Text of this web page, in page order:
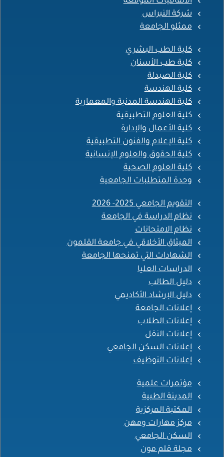
شركة النبراس
ممثلو الجامعة
كلية الطب البشري
كلية طب الأسنان
كلية الصيدلة
كلية الهندسة
كلية الهندسة المدنية والمعمارية
كلية العلوم التطبيقية
كلية الأعمال والإدارة
كلية الإعلام والفنون التطبيقية
كلية الحقوق والعلوم الإنسانية
كلية العلوم الصحية
وحدة المتطلبات الجامعية
التقويم الجامعي 2025- 2026
نظام الدراسة في الجامعة
نظام الامتحانات
الميثاق الأخلاقي في جامعة القلمون
الشهادات التي تمنحها الجامعة
الدراسات العليا
دليل الطالب
دليل الإرشاد الأكاديمي
إعلانات الجامعة
إعلانات الطلاب
إعلانات النقل
إعلانات السكن الجامعي
إعلانات التوظيف
مؤتمرات علمية
المدينة الطبية
المكتبة المركزية
مركز مهارات ومهن
السكن الجامعي
مجلة قلم مون